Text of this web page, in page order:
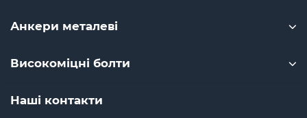
Анкери металеві
Високоміцні болти
Наші контакти